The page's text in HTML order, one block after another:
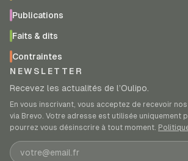
Publications
Faits & dits
Contraintes
NEWSLETTER
Recevez les actualités de l’Oulipo.
En vous inscrivant, vous acceptez de recevoir
via Brevo. Votre adresse est utilisée uniquement
pourrez vous désinscrire à tout moment.
Adresse e-mail